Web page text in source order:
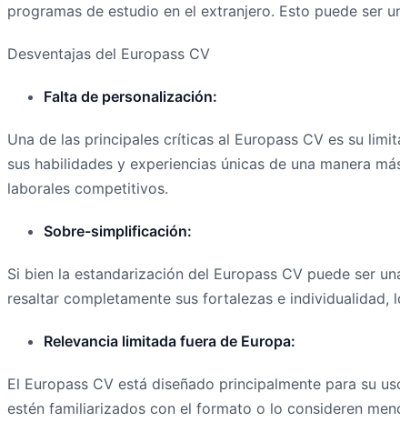
programas de estudio en el extranjero. Esto puede ser
Desventajas del Europass CV
Falta de personalización:
Una de las principales críticas al Europass CV es su
sus habilidades y experiencias únicas de una manera
laborales competitivos.
Sobre-simplificación:
Si bien la estandarización del Europass CV puede ser
resaltar completamente sus fortalezas e
Relevancia limitada fuera de Europa:
El Europass CV está diseñado principalmente para su
estén familiarizados con el formato o lo consideren